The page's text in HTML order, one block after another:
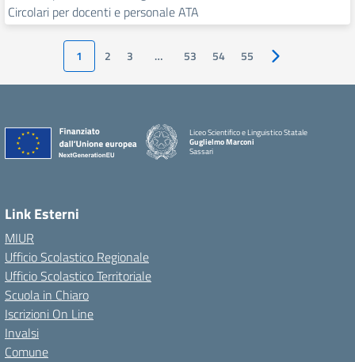
Circolari per docenti e personale ATA
1 2 3 … 53 54 55 Pagina
Liceo Scientifico e Linguistico Statale
Guglielmo Marconi
Sassari
Link Esterni
MIUR
Ufficio Scolastico Regionale
Ufficio Scolastico Territoriale
Scuola in Chiaro
Iscrizioni On Line
Invalsi
Comune